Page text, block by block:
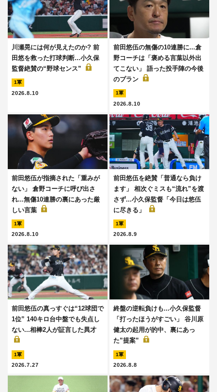
川瀬晃には何が見えたのか? 前
田悠を救った打球判断...小久保
監督絶賛の“野球センス”
1軍
2026.8.10
前田悠伍の無傷の10連勝に...倉
野コーチは「褒める言葉以外出
てこない」 語った投手陣の今後
のプラン
1軍
2026.8.10
前田悠伍が指摘された「重みが
ない」 倉野コーチに呼び出さ
れ...無傷10連勝の裏にあった厳
しい言葉
1軍
2026.8.10
前田悠伍を絶賛「普通なら負け
ます」 相次ぐミスも“流れ”を渡
さず...小久保監督「今日は悠伍
に尽きる」
1軍
2026.8.9
前田悠伍の真っすぐは“12球団で
1位” 140キロ台中盤でも失点し
ない...相棒2人が証言した異才
1軍
2026.7.27
終盤の逆転負けも...小久保監督
「打ったほうがすごい」 谷川原
健太の起用が的中、裏にあっ
た”提案”
1軍
2026.8.8